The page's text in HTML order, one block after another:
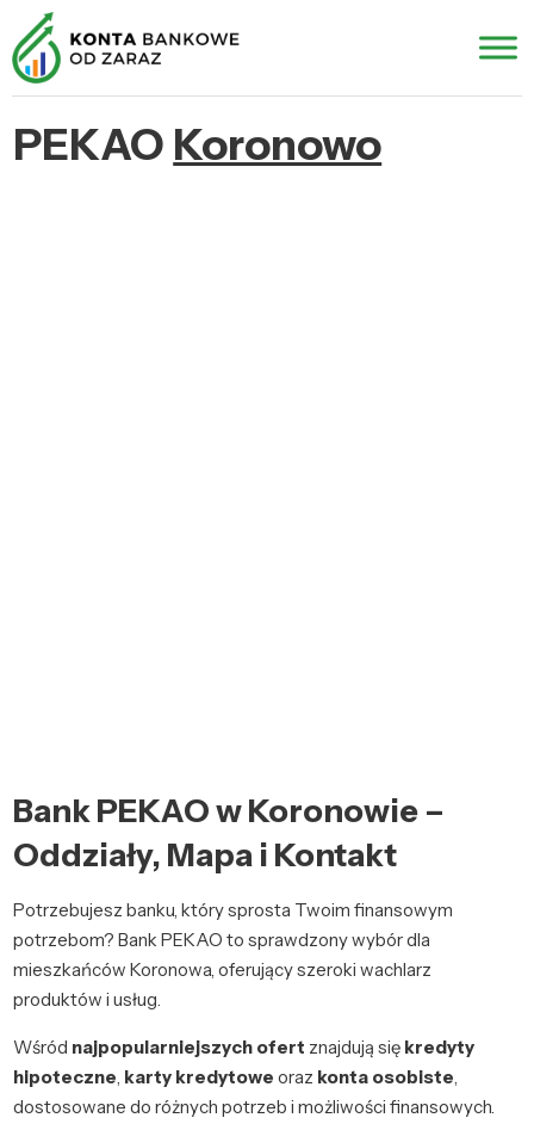
PEKAO Koronowo
Bank PEKAO w Koronowie –
Oddziały, Mapa i Kontakt
Potrzebujesz banku, który sprosta Twoim finansowym
potrzebom? Bank PEKAO to sprawdzony wybór dla
mieszkańców Koronowa, oferujący szeroki wachlarz
produktów i usług.
Wśród najpopularniejszych ofert znajdują się kredyty
hipoteczne, karty kredytowe oraz konta osobiste,
dostosowane do różnych potrzeb i możliwości finansowych.